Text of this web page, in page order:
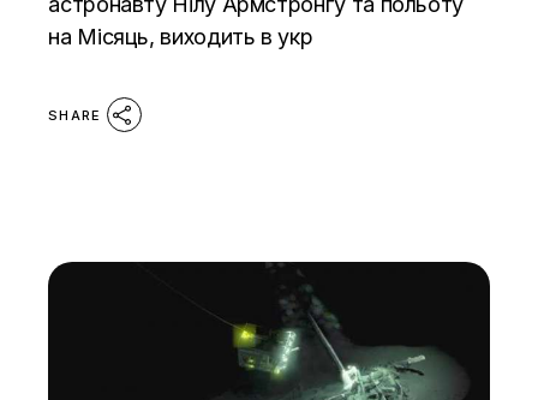
на Місяць, виходить в укр
SHARE